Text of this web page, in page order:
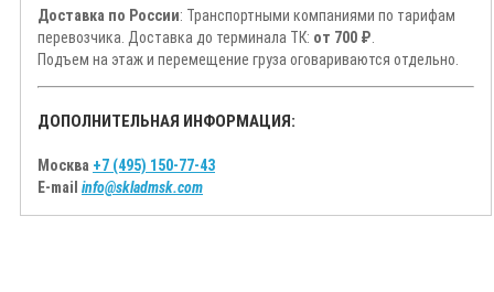
Доставка по России: Транспортными компаниями по тарифам
перевозчика. Доставка до терминала ТК: от 700 ₽
Подъем на этаж и перемещение груза оговариваются отдельно.
ДОПОЛНИТЕЛЬНАЯ ИНФОРМАЦИЯ:
Москва +7 (495) 150-77-43
E-mail info@skladmsk.com